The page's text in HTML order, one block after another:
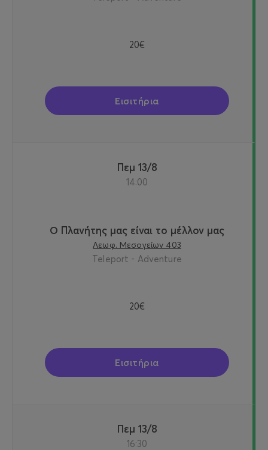
20€
Εισιτήρια
Πεμ 13/8
14:00
Ο Πλανήτης μας είναι το μέλλον μας
Λεωφ. Μεσογείων 403
Teleport - Adventure
20€
Εισιτήρια
Πεμ 13/8
16:30